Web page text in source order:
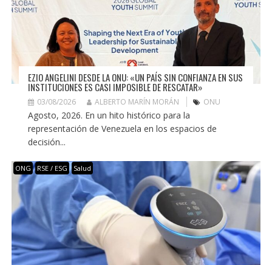
EZIO ANGELINI DESDE LA ONU: «UN PAÍS SIN CONFIANZA EN SUS
INSTITUCIONES ES CASI IMPOSIBLE DE RESCATAR»
03/08/2026 ALBERTO MARÍN MORÁN ONU
Agosto, 2026. En un hito histórico para la
representación de Venezuela en los espacios de
decisión...
ONG RSE / ESG Salud